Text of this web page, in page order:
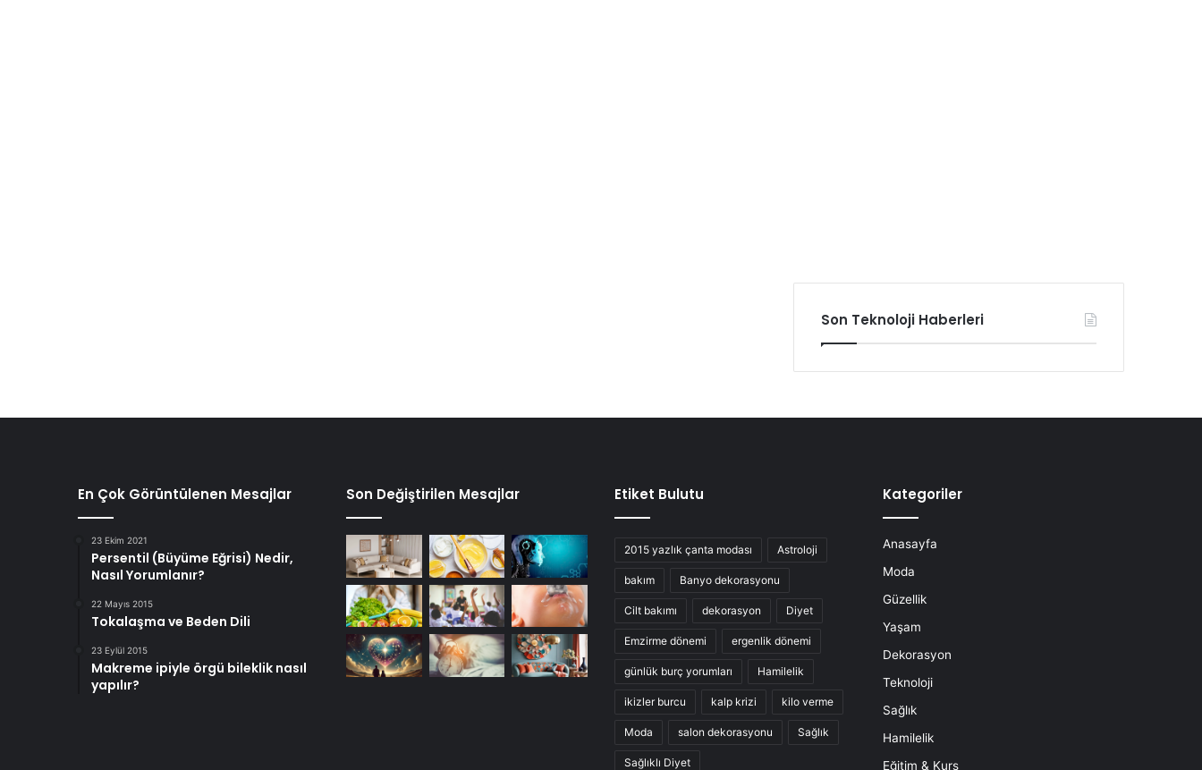
Son Teknoloji Haberleri
En Çok Görüntülenen Mesajlar
23 Ekim 2021
Persentil (Büyüme Eğrisi) Nedir,
Nasıl Yorumlanır?
22 Mayıs 2015
Tokalaşma ve Beden Dili
23 Eylül 2015
Makreme ipiyle örgü bileklik nasıl
yapılır?
Son Değiştirilen Mesajlar Etiket Bulutu
2015 yazlık çanta modası Astroloji
bakım Banyo dekorasyonu
Cilt bakımı dekorasyon Diyet
Emzirme dönemi ergenlik dönemi
günlük burç yorumları Hamilelik
ikizler burcu kalp krizi kilo verme
Moda salon dekorasyonu Sağlık
Sağlıklı Diyet
Kategoriler
Anasayfa
Moda
Güzellik
Yaşam
Dekorasyon
Teknoloji
Sağlık
Hamilelik
Eğitim & Kurs